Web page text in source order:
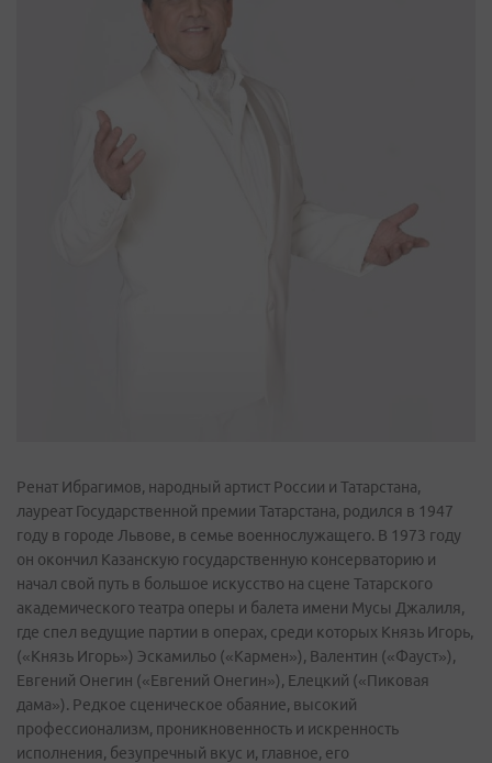
Ренат Ибрагимов, народный артист России и Татарстана,
лауреат Государственной премии Татарстана, родился в 1947
году в городе Львове, в семье военнослужащего. В 1973 году
он окончил Казанскую государственную консерваторию и
начал свой путь в большое искусство на сцене Татарского
академического театра оперы и балета имени Мусы Джалиля,
где спел ведущие партии в операх, среди которых Князь Игорь,
(«Князь Игорь») Эскамильо («Кармен»), Валентин («Фауст»),
Евгений Онегин («Евгений Онегин»), Елецкий («Пиковая
дама»). Редкое сценическое обаяние, высокий
профессионализм, проникновенность и искренность
исполнения, безупречный вкус и, главное, его